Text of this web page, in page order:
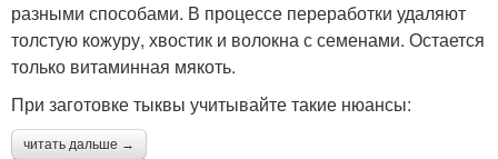
разными способами. В процессе переработки удаляют
толстую кожуру, хвостик и волокна с семенами. Остается
только витаминная мякоть.
При заготовке тыквы учитывайте такие нюансы:
читать дальше →